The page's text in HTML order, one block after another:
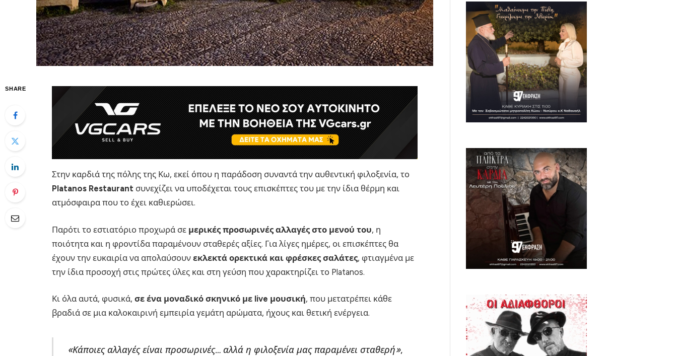
SHARE
Στην καρδιά της πόλης της Κω, εκεί όπου η παράδοση συναντά την αυθεντική φιλοξενία, το
Platanos Restaurant συνεχίζει να υποδέχεται τους επισκέπτες του με την ίδια θέρμη και
ατμόσφαιρα που το έχει καθιερώσει.
Παρότι το εστιατόριο προχωρά σε μερικές προσωρινές αλλαγές στο μενού του, η
ποιότητα και η φροντίδα παραμένουν σταθερές αξίες. Για λίγες ημέρες, οι επισκέπτες θα
έχουν την ευκαιρία να απολαύσουν εκλεκτά ορεκτικά και φρέσκες σαλάτες, φτιαγμένα με
την ίδια προσοχή στις πρώτες ύλες και στη γεύση που χαρακτηρίζει το Platanos.
Κι όλα αυτά, φυσικά, σε ένα μοναδικό σκηνικό με live μουσική, που μετατρέπει κάθε
βραδιά σε μια καλοκαιρινή εμπειρία γεμάτη αρώματα, ήχους και θετική ενέργεια.
«Κάποιες αλλαγές είναι προσωρινές… αλλά η φιλοξενία μας παραμένει σταθερή»,